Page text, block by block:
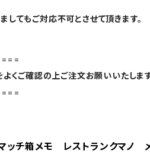
てもご対応不可とさせて頂きます。
くご確認の上ご注文お願いいたします
チ箱メモ レストランクマノ